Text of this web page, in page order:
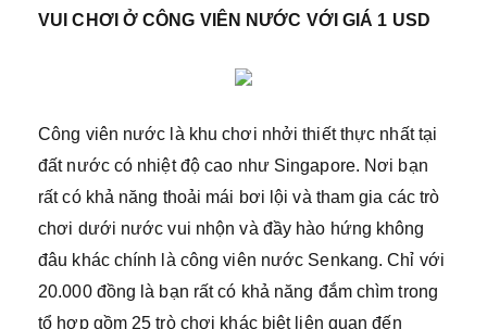
VUI CHƠI Ở CÔNG VIÊN NƯỚC VỚI GIÁ 1 USD
Công viên nước là khu chơi nhởi thiết thực nhất tại
đất nước có nhiệt độ cao như Singapore. Nơi bạn
rất có khả năng thoải mái bơi lội và tham gia các trò
chơi dưới nước vui nhộn và đầy hào hứng không
đâu khác chính là công viên nước Senkang. Chỉ với
20.000 đồng là bạn rất có khả năng đắm chìm trong
tổ hợp gồm 25 trò chơi khác biệt liên quan đến